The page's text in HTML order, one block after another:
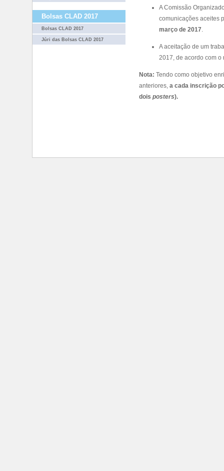
Bolsas CLAD 2017
Bolsas CLAD 2017
Júri das Bolsas CLAD 2017
A Comissão
comunicações aceites
março de 2017.
A aceitação de um
2017, de acordo com o
Nota: Tendo como objetivo
anteriores, a cada inscrição
dois posters).